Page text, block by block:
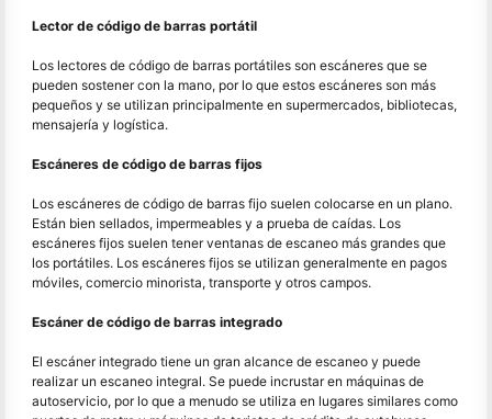
Lector de código de barras portátil
Los lectores de código de barras portátiles son escáneres que se
pueden sostener con la mano, por lo que estos escáneres son más
pequeños y se utilizan principalmente en supermercados, bibliotecas,
mensajería y logística.
Escáneres de código de barras fijos
Los escáneres de código de barras fijo suelen colocarse en un plano.
Están bien sellados, impermeables y a prueba de caídas. Los
escáneres fijos suelen tener ventanas de escaneo más grandes que
los portátiles. Los escáneres fijos se utilizan generalmente en pagos
móviles, comercio minorista, transporte y otros campos.
Escáner de código de barras integrado
El escáner integrado tiene un gran alcance de escaneo y puede
realizar un escaneo integral. Se puede incrustar en máquinas de
autoservicio, por lo que a menudo se utiliza en lugares similares como